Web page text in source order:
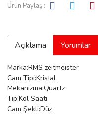
Manoir
Ürün Paylaş :
Açıklama Yorumlar
Marka:RMS zeitmeister
Cam Tipi:Kristal
Mekanizma:Quartz
Tip:Kol Saati
Cam Şekli:Düz